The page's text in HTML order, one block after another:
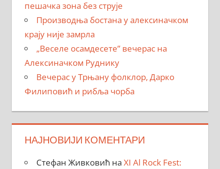
пешачка зона без струје
Производња бостана у алексиначком
крају није замрла
„Веселе осамдесете” вечерас на
Алексиначком Руднику
Вечерас у Трњану фолклор, Дарко
Филиповић и рибља чорба
НАЈНОВИЈИ КОМЕНТАРИ
Стефан Живковић на XI Al Rock Fest: